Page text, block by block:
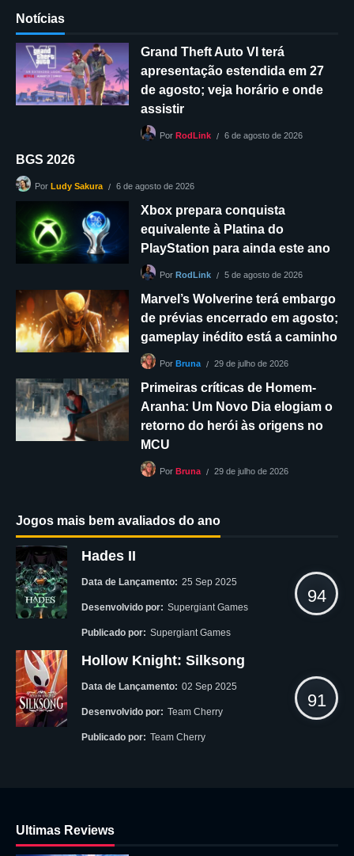
Notícias
Grand Theft Auto VI terá
apresentação estendida em 27
de agosto; veja horário e onde
assistir
Por RodLink 6 de agosto de 2026
BGS 2026
Por Ludy Sakura 6 de agosto de 2026
Xbox prepara conquista
equivalente à Platina do
PlayStation para ainda este ano
Por RodLink 5 de agosto de 2026
Marvel’s Wolverine terá embargo
de prévias encerrado em agosto;
gameplay inédito está a caminho
Por Bruna 29 de julho de 2026
Primeiras críticas de Homem-
Aranha: Um Novo Dia elogiam o
retorno do herói às origens no
MCU
Por Bruna 29 de julho de 2026
Jogos mais bem avaliados do ano
Hades II
Data de Lançamento: 25 Sep 2025
Desenvolvido por: Supergiant Games
Publicado por: Supergiant Games
94
Hollow Knight: Silksong
Data de Lançamento: 02 Sep 2025
Desenvolvido por: Team Cherry
Publicado por: Team Cherry
91
Ultimas Reviews